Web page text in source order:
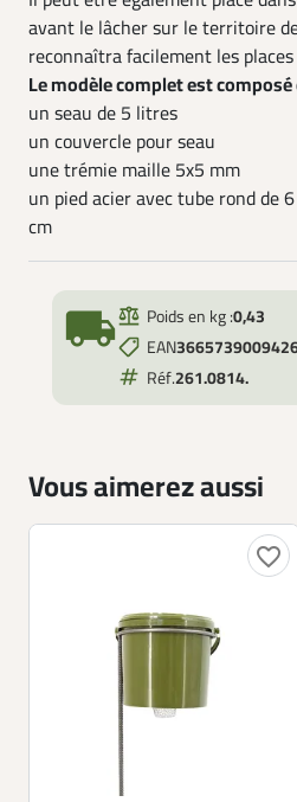
avant le lâcher sur le territoire
reconnaîtra facilement les places
Le modèle complet est composé
un seau de 5 litres
un couvercle pour seau
une trémie maille 5x5 mm
un pied acier avec tube rond de
cm
local_shipping Poids en kg :0,43
EAN
Réf.261.0814.
Vous aimerez aussi
favorite_border